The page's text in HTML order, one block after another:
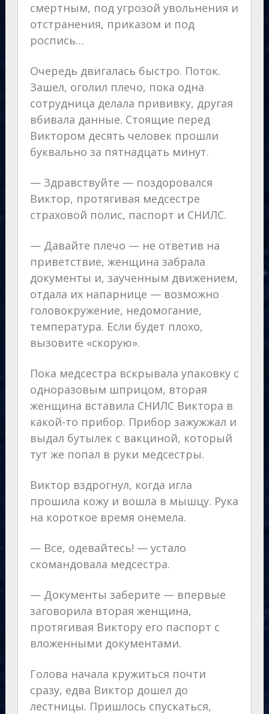
смертным, под угрозой увольнения и
отстранения, приказом и под
роспись…
Очередь двигалась быстро. Поток.
Зашел, оголил плечо, пока одна
сотрудница делала прививку, другая
вбивала данные. Стоящие перед
Виктором десять человек прошли
буквально за пятнадцать минут.
— Здравствуйте — поздоровался
Виктор, протягивая медсестре
страховой полис, паспорт и СНИЛС.
— Давайте плечо — не ответив на
приветствие, женщина забрала
документы и, заученным движением,
отдала их напарнице — возможно
головокружение, недомогание,
температура. Если будет плохо,
вызовите «скорую».
Пока медсестра вскрывала упаковку с
одноразовым шприцом, вторая
женщина вставила СНИЛС Виктора в
какой-то прибор. Прибор зажужжал и
выдал бутылек с вакциной, который
тут же попал в руки медсестры.
Виктор вздрогнул, когда игла
прошила кожу и вошла в мышцу. Рука
на короткое время онемела.
— Все, одевайтесь! — устало
скомандовала медсестра.
— Документы заберите — впервые
заговорила вторая женщина,
протягивая Виктору его паспорт с
вложенными документами.
Голова начала кружиться почти
сразу, едва Виктор дошел до
лестницы. Пришлось спускаться,